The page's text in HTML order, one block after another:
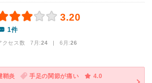
3.20
1件
クセス数 7月:24 | 6月:26
鞘炎 手足の関節が痛い
4.0